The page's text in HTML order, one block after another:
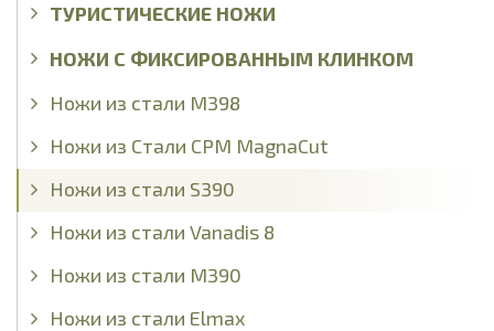
ТУРИСТИЧЕСКИЕ НОЖИ
НОЖИ С ФИКСИРОВАННЫМ КЛИНКОМ
Ножи из стали М398
Ножи из Стали CPM MagnaCut
Ножи из стали S390
Ножи из стали Vanadis 8
Ножи из стали М390
Ножи из стали Elmax